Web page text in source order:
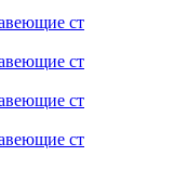
ст
ст
ст
ст